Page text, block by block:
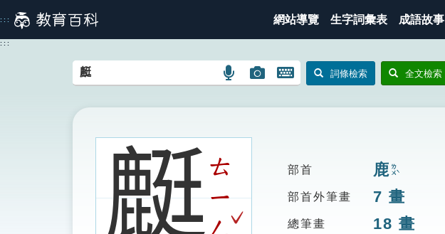
到
主
::: 網站導覽 生字詞彙表 成語故事
:::
語
搜
圖
圖
搜
開
鍵
詞條檢索 全文檢索
𪊶ㄊ
ㄧ
ㄥ
ˇ
部首 鹿ㄌㄨˋ
部首外筆畫 7 畫
總筆畫 18 畫